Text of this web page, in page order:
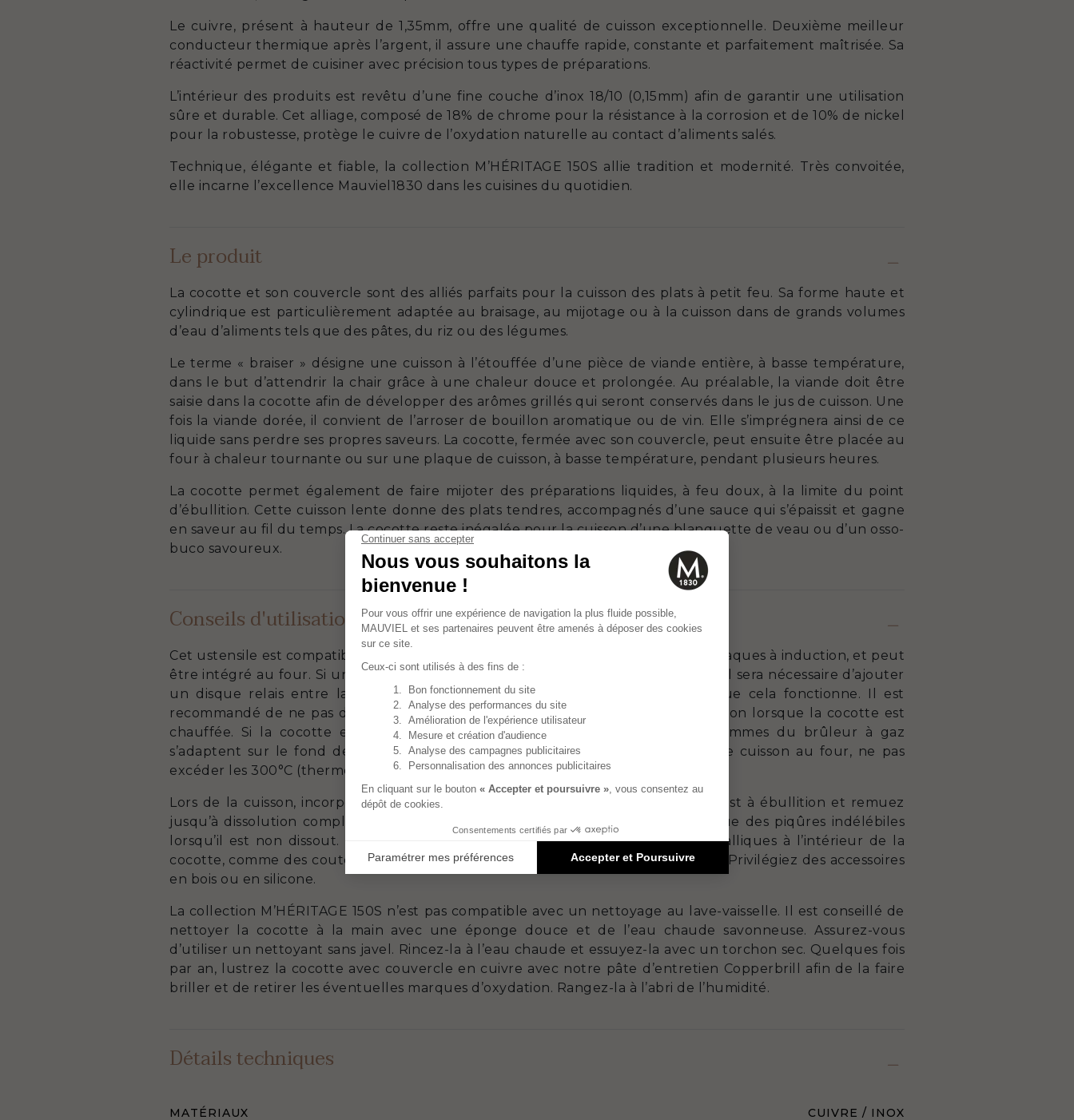
Le cuivre, présent à hauteur de 1,35mm, offre une qualité de cuisson exceptionnelle. Deuxième meilleur
conducteur thermique après l’argent, il assure une chauffe rapide, constante et parfaitement maîtrisée. Sa
réactivité permet de cuisiner avec précision tous types de préparations.
L’intérieur des produits est revêtu d’une fine couche d’inox 18/10 (0,15mm) afin de garantir une utilisation
sûre et durable. Cet alliage, composé de 18% de chrome pour la résistance à la corrosion et de 10% de nickel
pour la robustesse, protège le cuivre de l’oxydation naturelle au contact d’aliments salés.
Technique, élégante et fiable, la collection M’HÉRITAGE 150S allie tradition et modernité. Très convoitée,
elle incarne l’excellence Mauviel1830 dans les cuisines du quotidien.
Le produit
La cocotte et son couvercle sont des alliés parfaits pour la cuisson des plats à petit feu. Sa forme haute et
cylindrique est particulièrement adaptée au braisage, au mijotage ou à la cuisson dans de grands volumes
d’eau d’aliments tels que des pâtes, du riz ou des légumes.
Le terme « braiser » désigne une cuisson à l’étouffée d’une pièce de viande entière, à basse température,
dans le but d’attendrir la chair grâce à une chaleur douce et prolongée. Au préalable, la viande doit être
saisie dans la cocotte afin de développer des arômes grillés qui seront conservés dans le jus de cuisson. Une
fois la viande dorée, il convient de l’arroser de bouillon aromatique ou de vin. Elle s’imprégnera ainsi de ce
liquide sans perdre ses propres saveurs. La cocotte, fermée avec son couvercle, peut ensuite être placée au
four à chaleur tournante ou sur une plaque de cuisson, à basse température, pendant plusieurs heures.
La cocotte permet également de faire mijoter des préparations liquides, à feu doux, à la limite du point
d’ébullition. Cette cuisson lente donne des plats tendres, accompagnés d’une sauce qui s’épaissit et gagne
en saveur au fil du temps. La cocotte reste inégalée pour la cuisson d’une blanquette de veau ou d’un osso-
buco savoureux.
Conseils d'utilisation et d'entretien
Cet ustensile est compatible avec tous les types de plaques de cuisson, sauf les plaques à induction, et peut
être intégré au four. Si une utilisation sur une plaque à induction est souhaitée, il sera nécessaire d’ajouter
un disque relais entre la plaque à induction et la cocotte en cuivre pour que cela fonctionne. Il est
recommandé de ne pas dépasser la moitié de la puissance de la plaque de cuisson lorsque la cocotte est
chauffée. Si la cocotte est utilisée sur une gazinière, veillez à ce que les flammes du brûleur à gaz
s’adaptent sur le fond de l’ustensile et ne dépassent pas sur le côté. Pour une cuisson au four, ne pas
excéder les 300°C (thermostat 10).
Lors de la cuisson, incorporez le sel en prenant soin de l’ajouter lorsque l’eau est à ébullition et remuez
jusqu’à dissolution complète. Le sel, contenant du chlore à faible dose, provoque des piqûres indélébiles
lorsqu’il est non dissout. Il est recommandé de ne pas utiliser d’ustensiles métalliques à l’intérieur de la
cocotte, comme des couteaux ou des fouets, afin d’éviter l’apparition de rayures. Privilégiez des accessoires
en bois ou en silicone.
La collection M’HÉRITAGE 150S n’est pas compatible avec un nettoyage au lave-vaisselle. Il est conseillé de
nettoyer la cocotte à la main avec une éponge douce et de l’eau chaude savonneuse. Assurez-vous
d’utiliser un nettoyant sans javel. Rincez-la à l’eau chaude et essuyez-la avec un torchon sec. Quelques fois
par an, lustrez la cocotte avec couvercle en cuivre avec notre pâte d’entretien Copperbrill afin de la faire
briller et de retirer les éventuelles marques d’oxydation. Rangez-la à l’abri de l’humidité.
Détails techniques
MATÉRIAUX CUIVRE / INOX